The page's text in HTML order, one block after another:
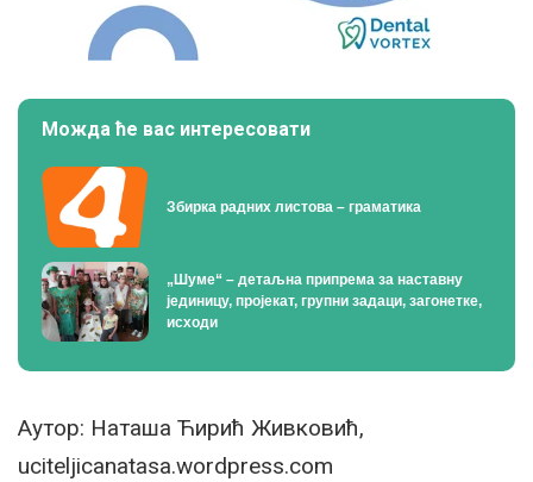
Можда ће вас интересовати
Збирка радних листова – граматика
„Шуме“ – детаљна припрема за наставну
јединицу, пројекат, групни задаци, загонетке,
исходи
Аутор: Наташа Ћирић Живковић,
uciteljicanatasa.wordpress.com